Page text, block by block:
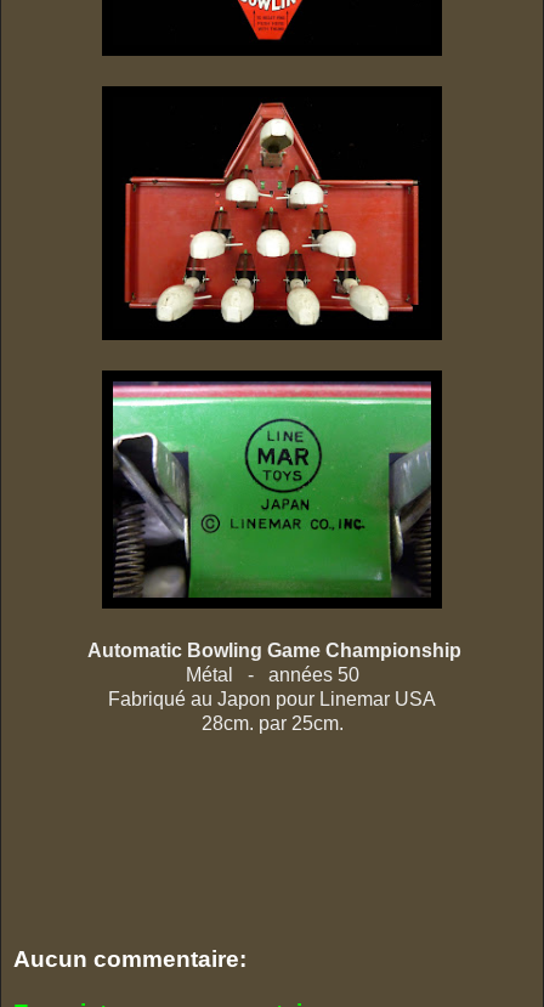
Automatic Bowling Game Championship
Métal - années 50
Fabriqué au Japon pour Linemar USA
28cm. par 25cm.
Aucun commentaire: